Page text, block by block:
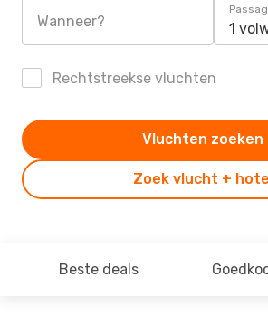
Wanneer? 1
Rechtstreekse vluchten
Zoek vlucht +
Vluchten zoeken
Beste deals